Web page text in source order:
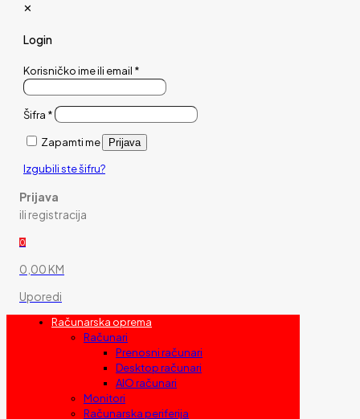
✕
Login
Korisničko ime ili email *
Šifra *
Zapamti me Prijava
Izgubili ste šifru?
Prijava
ili registracija
0
0,00 KM
Uporedi
Računarska oprema
Računari
Prenosni računari
Desktop računari
AIO računari
Monitori
Računarska periferija